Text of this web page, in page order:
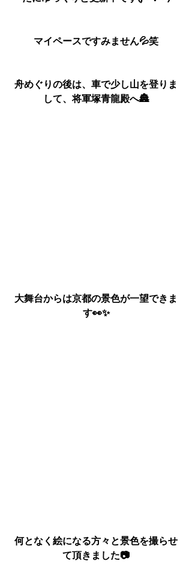
マイペースですみません💦笑
舟めぐりの後は、車で少し山を登りま
して、将軍塚青龍殿へ🏯
大舞台からは京都の景色が一望できま
す👀✨
何となく絵になる方々と景色を撮らせ
て頂きました📷